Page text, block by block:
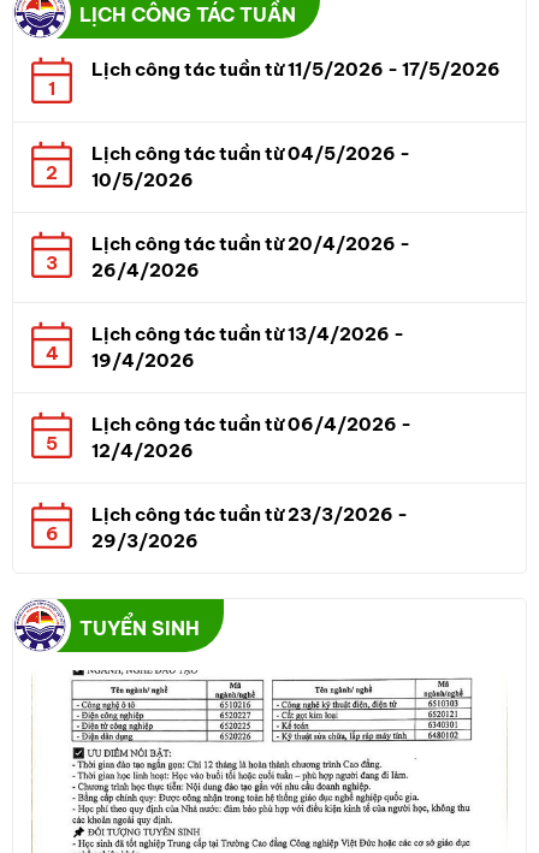
LỊCH CÔNG TÁC TUẦN
1
Lịch công tác tuần từ 11/5/2026 - 17/5/2026
2
Lịch công tác tuần từ 04/5/2026 -
10/5/2026
3
Lịch công tác tuần từ 20/4/2026 -
26/4/2026
4
Lịch công tác tuần từ 13/4/2026 -
19/4/2026
5
Lịch công tác tuần từ 06/4/2026 -
12/4/2026
6
Lịch công tác tuần từ 23/3/2026 -
29/3/2026
TUYỂN SINH